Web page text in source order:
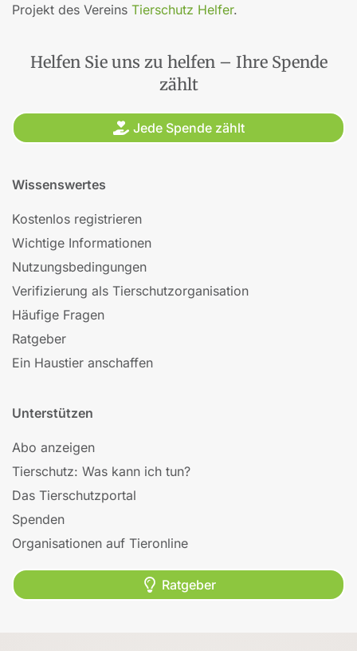
Projekt des Vereins Tierschutz Helfer.
Helfen Sie uns zu helfen – Ihre Spende
zählt
Jede Spende zählt
Wissenswertes
Kostenlos registrieren
Wichtige Informationen
Nutzungsbedingungen
Verifizierung als Tierschutzorganisation
Häufige Fragen
Ratgeber
Ein Haustier anschaffen
Unterstützen
Abo anzeigen
Tierschutz: Was kann ich tun?
Das Tierschutzportal
Spenden
Organisationen auf Tieronline
Ratgeber